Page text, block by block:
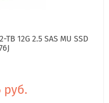
12G 2.5 SAS MU SSD
руб.